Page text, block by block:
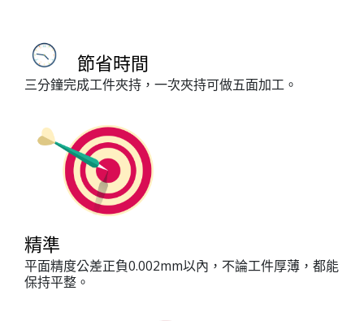
節省時間
三分鐘完成工件夾持，一次夾持可做五面加工。
精準
平面精度公差正負0.002mm以內，不論工件厚薄，都能
保持平整。